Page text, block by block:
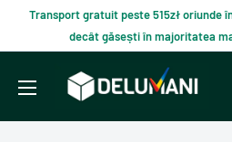
continut
Transport gratuit peste 515zł oriunde
decât găsești în majoritatea
Delumani
Magazin